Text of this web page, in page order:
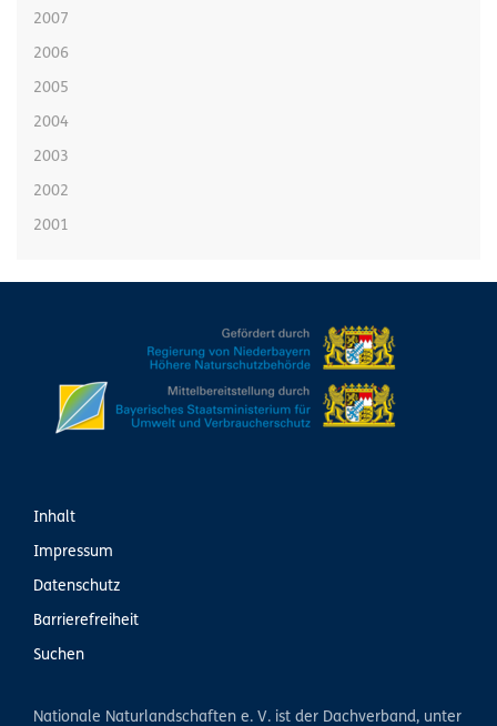
2007
2006
2005
2004
2003
2002
2001
Inhalt
Impressum
Datenschutz
Barrierefreiheit
Suchen
Nationale Naturlandschaften e. V. ist der Dachverband, unter